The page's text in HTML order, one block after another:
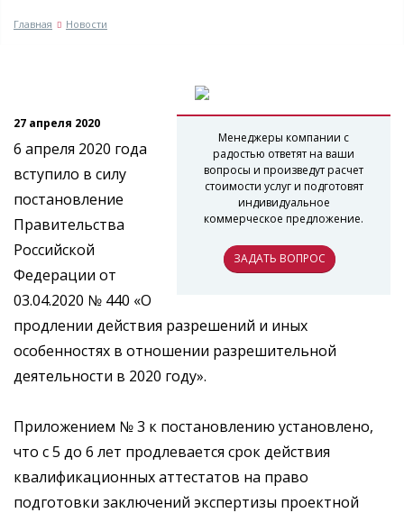
Главная Новости
Менеджеры компании с
радостью ответят на ваши
вопросы и произведут расчет
стоимости услуг и подготовят
индивидуальное
коммерческое предложение.
ЗАДАТЬ ВОПРОС
27 апреля 2020
6 апреля 2020 года
вступило в силу
постановление
Правительства
Российской
Федерации от
03.04.2020 № 440 «О
продлении действия разрешений и иных
особенностях в отношении разрешительной
деятельности в 2020 году».
Приложением № 3 к постановлению установлено,
что с 5 до 6 лет продлевается срок действия
квалификационных аттестатов на право
подготовки заключений экспертизы проектной